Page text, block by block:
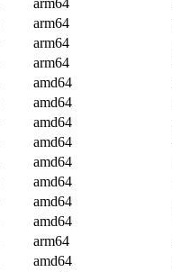
arm64
arm64
arm64
arm64
amd64
amd64
amd64
amd64
amd64
amd64
amd64
amd64
arm64
amd64